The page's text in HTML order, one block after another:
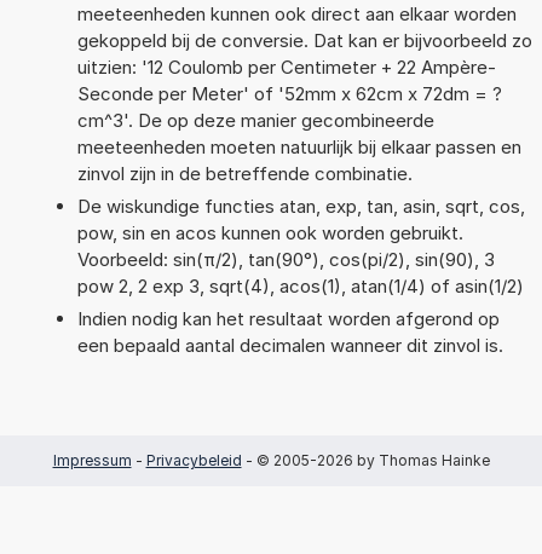
meeteenheden kunnen ook direct aan elkaar worden
gekoppeld bij de conversie. Dat kan er bijvoorbeeld zo
uitzien: '12 Coulomb per Centimeter + 22 Ampère-
Seconde per Meter' of '52mm x 62cm x 72dm = ?
cm^3'. De op deze manier gecombineerde
meeteenheden moeten natuurlijk bij elkaar passen en
zinvol zijn in de betreffende combinatie.
De wiskundige functies atan, exp, tan, asin, sqrt, cos,
pow, sin en acos kunnen ook worden gebruikt.
Voorbeeld: sin(π/2), tan(90°), cos(pi/2), sin(90), 3
pow 2, 2 exp 3, sqrt(4), acos(1), atan(1/4) of asin(1/2)
Indien nodig kan het resultaat worden afgerond op
een bepaald aantal decimalen wanneer dit zinvol is.
Impressum - Privacybeleid - © 2005-2026 by Thomas Hainke